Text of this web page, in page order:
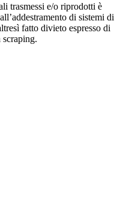
trasmessi e/o riprodotti è
di sistemi di
fatto divieto espresso di